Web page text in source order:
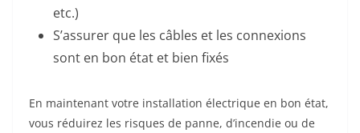
etc.)
S’assurer que les câbles et les connexions
sont en bon état et bien fixés
En maintenant votre installation électrique en bon état,
vous réduirez les risques de panne, d’incendie ou de